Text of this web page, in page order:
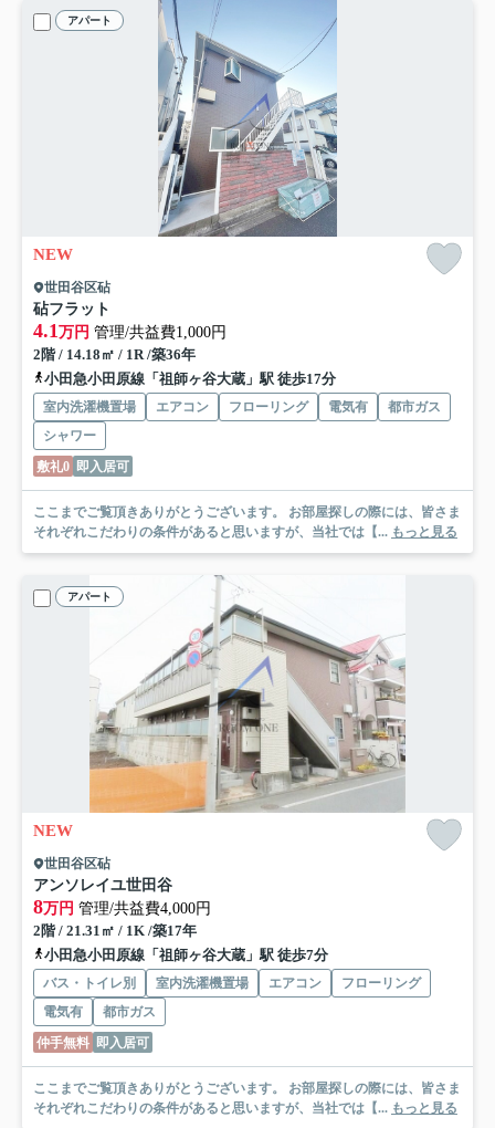
アパート
NEW
世田谷区砧
砧フラット
4.1万円 管理/共益費1,000円
2階 / 14.18㎡ / 1R /築36年
小田急小田原線「祖師ヶ谷大蔵」駅 徒歩17分
室内洗濯機置場 エアコン フローリング 電気有
都市ガス
シャワー
敷礼0 即入居可
ここまでご覧頂きありがとうございます。 お部屋探しの際には、皆さま
それぞれこだわりの条件があると思いますが、当社では【... もっと見る
アパート
NEW
世田谷区砧
アンソレイユ世田谷
8万円 管理/共益費4,000円
2階 / 21.31㎡ / 1K /築17年
小田急小田原線「祖師ヶ谷大蔵」駅 徒歩7分
バス・トイレ別 室内洗濯機置場 エアコン
フローリング
電気有
都市ガス
仲手無料 即入居可
ここまでご覧頂きありがとうございます。 お部屋探しの際には、皆さま
それぞれこだわりの条件があると思いますが、当社では【... もっと見る